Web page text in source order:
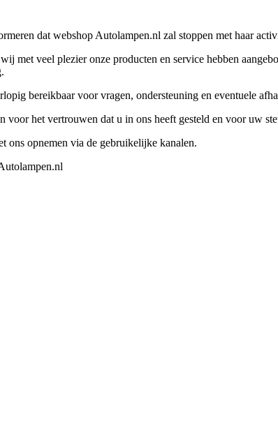
dat webshop Autolampen.nl zal stoppen met haar
met veel plezier onze producten en service hebben
bereikbaar voor vragen, ondersteuning en eventuele
het vertrouwen dat u in ons heeft gesteld en voor uw
ons opnemen via de gebruikelijke kanalen.